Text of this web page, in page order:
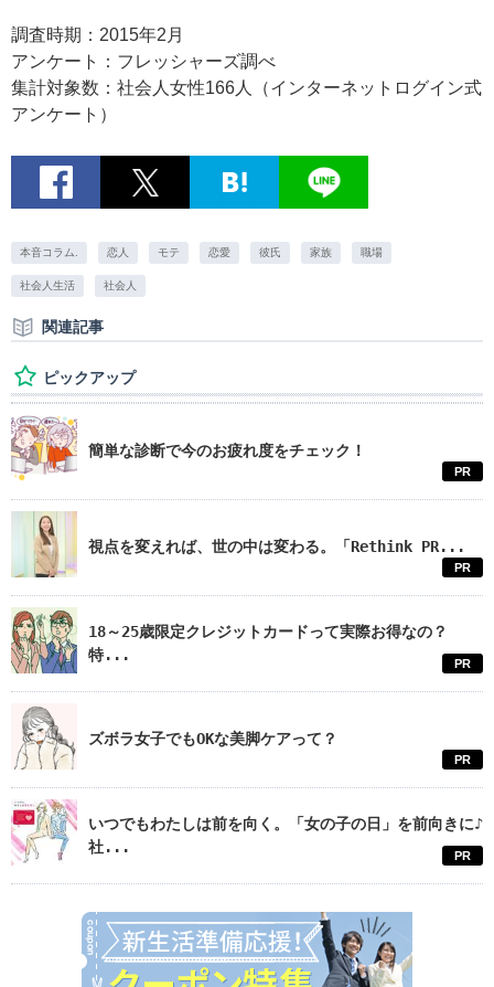
調査時期：2015年2月
アンケート：フレッシャーズ調べ
集計対象数：社会人女性166人（インターネットログイン式
アンケート）
本音コラム. 恋人 モテ 恋愛 彼氏 家族 職場
社会人生活 社会人
関連記事
ピックアップ
簡単な診断で今のお疲れ度をチェック！
PR
視点を変えれば、世の中は変わる。「Rethink PR...
PR
18～25歳限定クレジットカードって実際お得なの？
特...
PR
ズボラ女子でもOKな美脚ケアって？
PR
いつでもわたしは前を向く。「女の子の日」を前向きに♪
社...
PR